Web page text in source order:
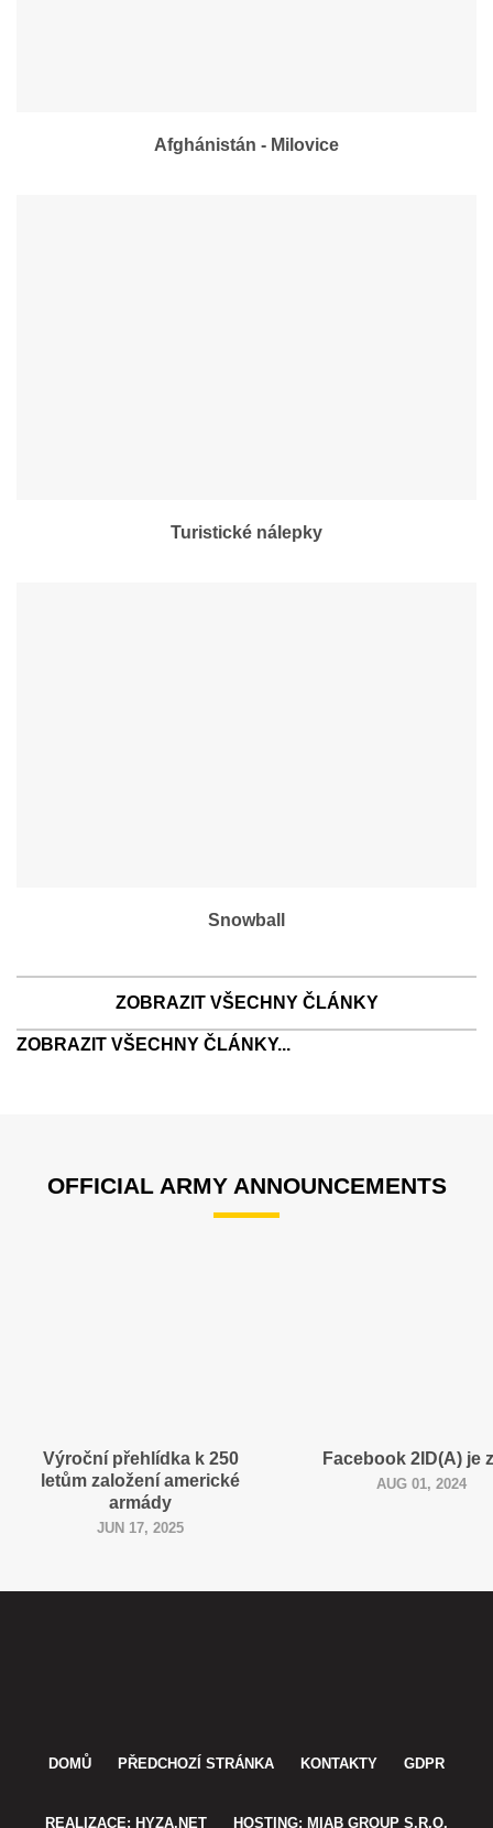
Afghánistán - Milovice
Turistické nálepky
Snowball
ZOBRAZIT VŠECHNY ČLÁNKY
ZOBRAZIT VŠECHNY ČLÁNKY...
OFFICIAL ARMY ANNOUNCEMENTS
Výroční přehlídka k 250
letům založení americké
armády
JUN 17, 2025
Facebook 2ID(A) je
AUG 01, 2024
DOMŮ PŘEDCHOZÍ STRÁNKA KONTAKTY GDPR
REALIZACE: HYZA.NET HOSTING: MIAB GROUP S.R.O.